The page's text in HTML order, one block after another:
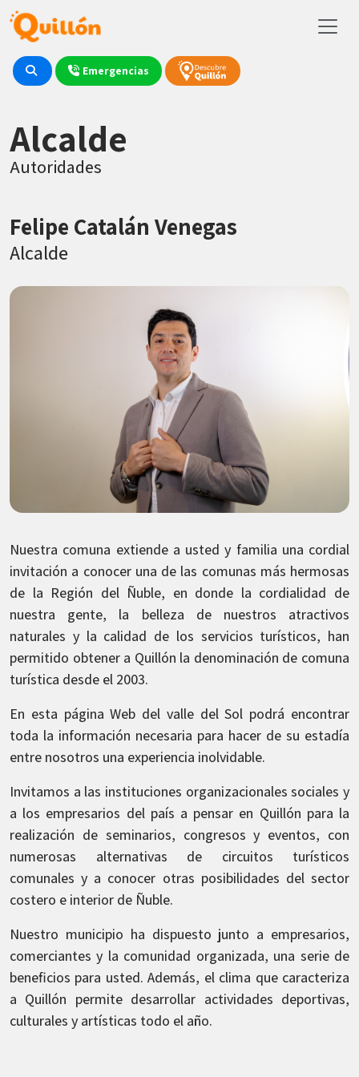
Emergencias
Alcalde
Autoridades
Felipe Catalán Venegas
Alcalde
Nuestra comuna extiende a usted y familia una cordial
invitación a conocer una de las comunas más hermosas
de la Región del Ñuble, en donde la cordialidad de
nuestra gente, la belleza de nuestros atractivos
naturales y la calidad de los servicios turísticos, han
permitido obtener a Quillón la denominación de comuna
turística desde el 2003.
En esta página Web del valle del Sol podrá encontrar
toda la información necesaria para hacer de su estadía
entre nosotros una experiencia inolvidable.
Invitamos a las instituciones organizacionales sociales y
a los empresarios del país a pensar en Quillón para la
realización de seminarios, congresos y eventos, con
numerosas alternativas de circuitos turísticos
comunales y a conocer otras posibilidades del sector
costero e interior de Ñuble.
Nuestro municipio ha dispuesto junto a empresarios,
comerciantes y la comunidad organizada, una serie de
beneficios para usted. Además, el clima que caracteriza
a Quillón permite desarrollar actividades deportivas,
culturales y artísticas todo el año.